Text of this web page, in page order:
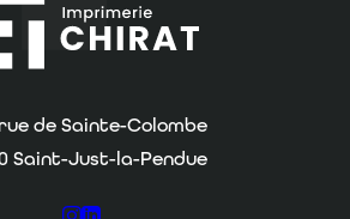
de Sainte-Colombe
Saint-Just-la-Pendue
Suivez-nous sur Instagram
Suivez-nous sur Linkedin